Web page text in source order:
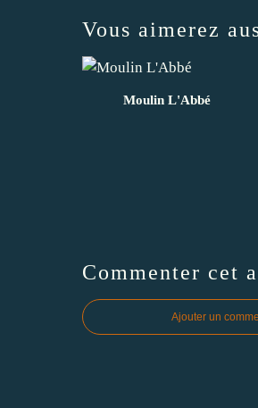
Vous aimerez
Moulin L'Abbé
Commenter cet
Ajouter un